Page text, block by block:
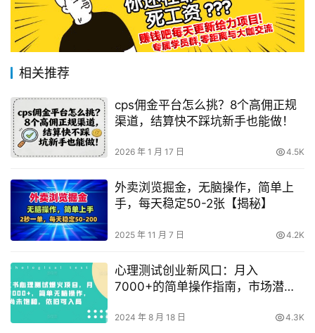
相关推荐
cps佣金平台怎么挑？8个高佣正规
渠道，结算快不踩坑新手也能做！
2026 年 1 月 17 日 4.5K
外卖浏览掘金，无脑操作，简单上
手，每天稳定50-2张【揭秘】
2025 年 11 月 7 日 4.2K
心理测试创业新风口：月入
7000+的简单操作指南，市场潜力
2024 年 8 月 18 日 4.3K